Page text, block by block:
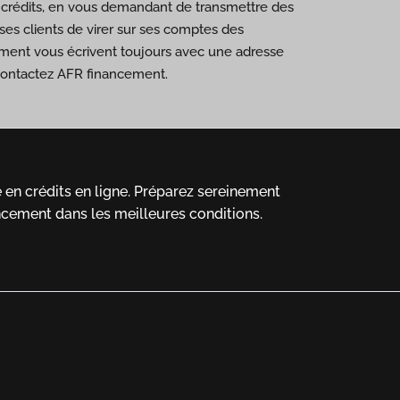
en vous demandant de transmettre des
clients de virer sur ses comptes des
vous écrivent toujours avec une adresse
AFR financement.
crédits en ligne. Préparez sereinement
dans les meilleures conditions.